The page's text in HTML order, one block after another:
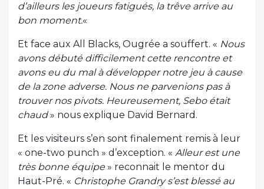
d’ailleurs les joueurs fatigués, la trêve arrive au
bon moment.«
Et face aux All Blacks, Ougrée a souffert. « Nous
avons débuté difficilement cette rencontre et
avons eu du mal à développer notre jeu à cause
de la zone adverse. Nous ne parvenions pas à
trouver nos pivots. Heureusement, Sebo était
chaud» nous explique David Bernard.
Et les visiteurs s’en sont finalement remis à leur
« one-two punch » d’exception. « Alleur est une
très bonne équipe» reconnait le mentor du
Haut-Pré. « Christophe Grandry s’est blessé au